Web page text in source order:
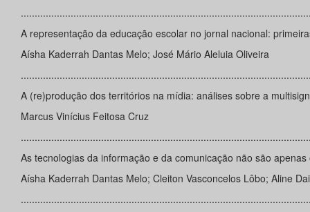
A representação da educação escolar no jornal nacional:
Aísha Kaderrah Dantas Melo; José Mário Aleluia Oliveira
A (re)produção dos territórios na mídia: análises sobre a
Marcus Vinícius Feitosa Cruz
As tecnologias da informação e da comunicação não são
Aísha Kaderrah Dantas Melo; Cleiton Vasconcelos Lôbo; Aline